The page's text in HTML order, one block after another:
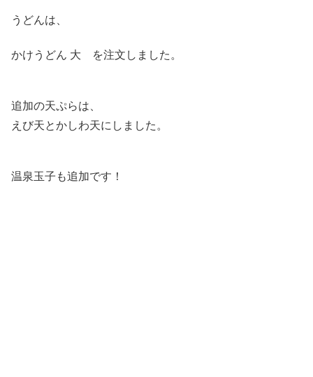
うどんは、
かけうどん 大 を注文しました。
追加の天ぷらは、
えび天とかしわ天にしました。
温泉玉子も追加です！